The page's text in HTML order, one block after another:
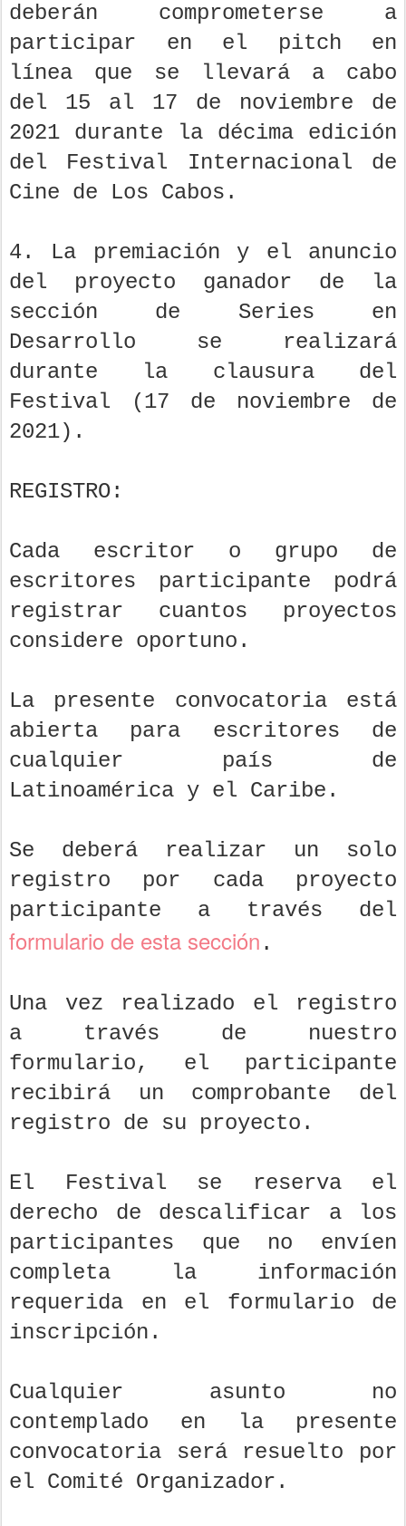
deberán comprometerse a
participar en el pitch en
línea que se llevará a cabo
del 15 al 17 de noviembre de
2021 durante la décima edición
del Festival Internacional de
Cine de Los Cabos.
4. La premiación y el anuncio
del proyecto ganador de la
sección de Series en
Desarrollo se realizará
durante la clausura del
Festival (17 de noviembre de
2021).
REGISTRO:
Cada escritor o grupo de
escritores participante podrá
registrar cuantos proyectos
considere oportuno.
La presente convocatoria está
abierta para escritores de
cualquier país de
Latinoamérica y el Caribe.
Se deberá realizar un solo
registro por cada proyecto
participante a través del
formulario de esta sección .
Una vez realizado el registro
a través de nuestro
formulario, el participante
recibirá un comprobante del
registro de su proyecto.
El Festival se reserva el
derecho de descalificar a los
participantes que no envíen
completa la información
requerida en el formulario de
inscripción.
Cualquier asunto no
contemplado en la presente
convocatoria será resuelto por
el Comité Organizador.